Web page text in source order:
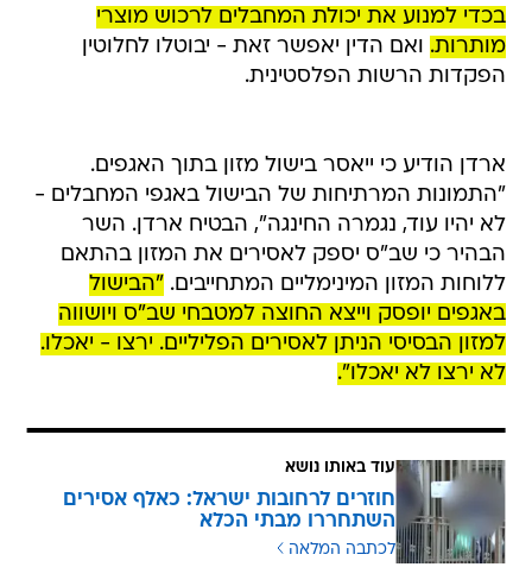
בכדי למנוע את יכולת המחבלים לרכוש מוצרי
מותרות. ואם הדין יאפשר זאת - יבוטלו לחלוטין
הפקדות הרשות הפלסטינית.
ארדן הודיע כי ייאסר בישול מזון בתוך האגפים.
"התמונות המרתיחות של הבישול באגפי המחבלים -
לא יהיו עוד, נגמרה החינגה", הבטיח ארדן. השר
הבהיר כי שב"ס יספק לאסירים את המזון בהתאם
ללוחות המזון המינימליים המתחייבים. "הבישול
באגפים יופסק וייצא החוצה למטבחי שב"ס ויושווה
למזון הבסיסי הניתן לאסירים הפליליים. ירצו - יאכלו.
לא ירצו לא יאכלו".
עוד באותו נושא
חוזרים לרחובות ישראל: כאלף אסירים
השתחררו מבתי הכלא
לכתבה המלאה